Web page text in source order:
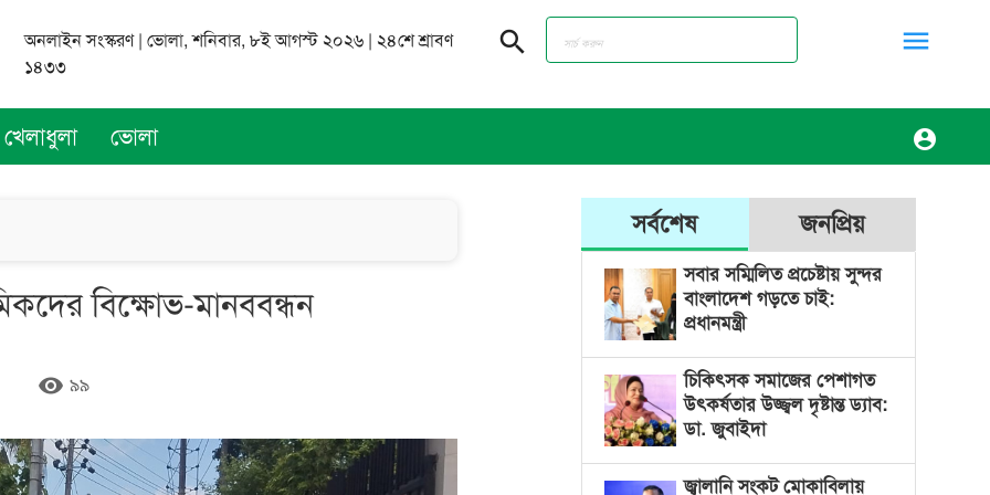
অনলাইন সংস্করণ | ভোলা, শনিবার, ৮ই আগস্ট ২০২৬ | ২৪শে শ্রাবণ
১৪৩৩
search menu
account_circle
খেলাধুলা ভোলা
বিক্ষোভ-মানববন্ধন
remove_red_eye ৯৯
সর্বশেষ জনপ্রিয়
সবার সম্মিলিত প্রচেষ্টায় সুন্দর
বাংলাদেশ গড়তে চাই:
প্রধানমন্ত্রী
চিকিৎসক সমাজের পেশাগত
উৎকর্ষতার উজ্জ্বল দৃষ্টান্ত ড্যাব:
ডা. জুবাইদা
জ্বালানি সংকট মোকাবিলায়